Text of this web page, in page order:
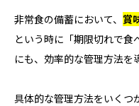
非常食の備蓄において、 賞
という時に「期限切れで食
にも、効率的な管理方法を
具体的な管理方法をいくつ